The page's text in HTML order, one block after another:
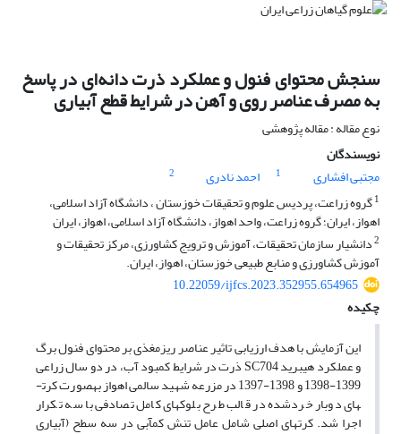
سنجش محتوای فنول و عملکرد ذرت دانه‌ای در پاسخ
به مصرف عناصر روی و آهن در شرایط قطع آبیاری
نوع مقاله : مقاله پژوهشی
نویسندگان
مجتبی افشاری
1 احمد نادری
2
1گروه زراعت، پردیس علوم و تحقیقات خوزستان ، دانشگاه آزاد اسلامی،
اهواز، ایران؛ گروه زراعت، واحد اهواز، دانشگاه آزاد اسلامی، اهواز، ایران
2دانشیار سازمان تحقیقات، آموزش و ترویج کشاورزی، مرکز تحقیقات و
آموزش کشاورزی و منابع طبیعی خوزستان، اهواز، ایران.
10.22059/ijfcs.2023.352955.654965
چکیده
این آزمایش با هدف ارزیابی تاثیر عناصر ریزمغذی بر محتوای فنول برگ
و عملکرد هیبرید SC704 ذرت در شرایط کمبود آب، در دو سال زراعی
1399-1398 و 1398-1397 در مزرعه شهید سالمی اهواز به­صورت کرت­
های دوبار خردشده در قالب طرح بلوک­های کامل تصادفی با سه تکرار
اجرا شد. کرت­های اصلی شامل عامل تنش کم‎آبی در سه سطح (آبیاری